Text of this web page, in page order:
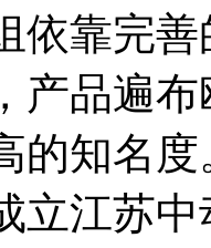
依靠完
产品遍
的知名
立江苏